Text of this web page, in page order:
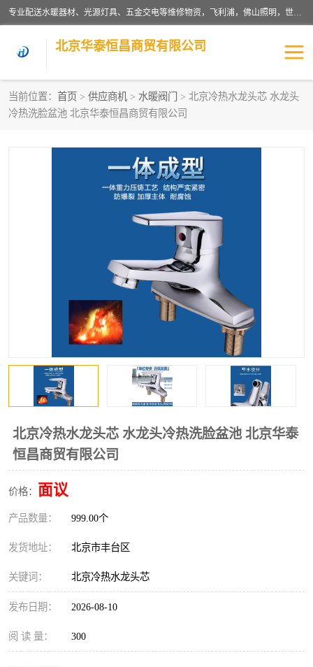
专业配送水暖器材、光源灯具、五金交电等维修物资，飞利浦，佛山照明，世达，博世，九牧，特陶等各产品涉及国内外知名品牌。公司专注与物业、学校、酒店、工厂等单位合作，提供一站式配送服务，降低客户综合成本。依托电子商务改变传统模式，以专业的团队为客户提供24H物资配送到达，货到月结、统一开票，便捷退换等服务，提高了企业的运营效率。
北京华泰恒昌商贸有限公司
当前位置： 首页 > 供应商机 > 水暖阀门
> 北京冷热水龙头芯 水龙头
冷热洗脸盆池 北京华泰恒昌商贸有限公司
北京冷热水龙头芯 水龙头冷热洗脸盆池 北京华泰
恒昌商贸有限公司
价格： 面议
产品数量： 999.00个
发货地址： 北京市丰台区
关键词： 北京冷热水龙头芯
发布日期： 2026-08-10
阅 读 量： 300
水暖阀门 电料灯饰
涂料辅材